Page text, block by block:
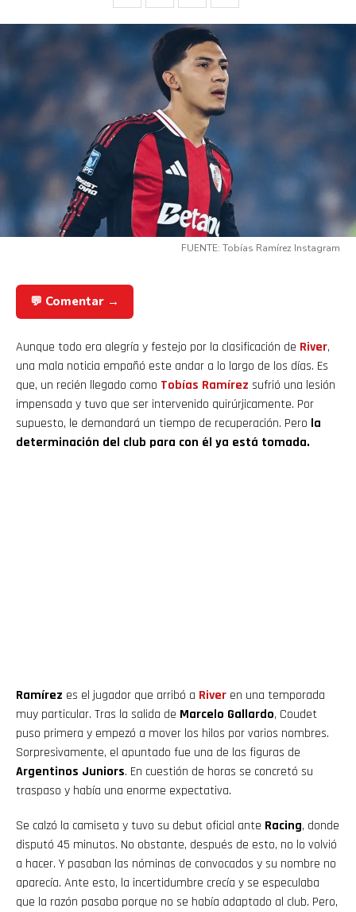
FUENTE: Tobías Ramírez Instagram
💬 Comentar →
Aunque todo era alegría y festejo por la clasificación de River,
una mala noticia empañó este andar a lo largo de los días. Es
que, un recién llegado como Tobías Ramírez sufrió una lesión
impensada y tuvo que ser intervenido quirúrjicamente. Por
supuesto, le demandará un tiempo de recuperación. Pero la
determinación del club para con él ya está tomada.
Ramírez es el jugador que arribó a River en una temporada
muy particular. Tras la salida de Marcelo Gallardo, Coudet
puso primera y empezó a mover los hilos por varios nombres.
Sorpresivamente, el apuntado fue una de las figuras de
Argentinos Juniors. En cuestión de horas se concretó su
traspaso y había una enorme expectativa.
Se calzó la camiseta y tuvo su debut oficial ante Racing, donde
disputó 45 minutos. No obstante, después de esto, no lo volvió
a hacer. Y pasaban las nóminas de convocados y su nombre no
aparecía. Ante esto, la incertidumbre crecía y se especulaba
que la razón pasaba porque no se había adaptado al club. Pero,